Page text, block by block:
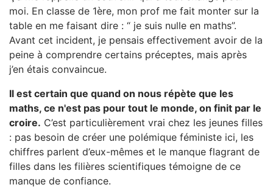
moi. En classe de 1ère, mon prof me fait monter sur la
table en me faisant dire : “ je suis nulle en maths”.
Avant cet incident, je pensais effectivement avoir de la
peine à comprendre certains préceptes, mais après
j’en étais convaincue.
Il est certain que quand on nous répète que les
maths, ce n'est pas pour tout le monde, on finit par le
croire. C’est particulièrement vrai chez les jeunes filles
: pas besoin de créer une polémique féministe ici, les
chiffres parlent d’eux-mêmes et le manque flagrant de
filles dans les filières scientifiques témoigne de ce
manque de confiance.